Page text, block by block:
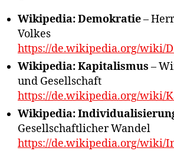
Wikipedia: Demokratie–
Volkes
https://de.wikipedia.org/wiki/
Wikipedia: Kapitalismus –
und Gesellschaft
https://de.wikipedia.org/wiki/
Wikipedia:
Gesellschaftlicher Wandel
https://de.wikipedia.org/wiki/